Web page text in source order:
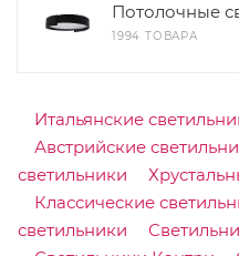
Потолочные
1994 ТОВАРА
Итальянские
Австрийские
светильники
Классические
светильники